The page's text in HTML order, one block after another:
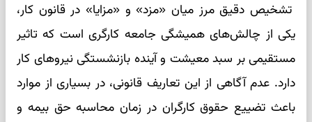
تشخیص دقیق مرز میان «مزد» و «مزایا» در قانون کار،
یکی از چالش‌های همیشگی جامعه کارگری است که تاثیر
مستقیمی بر سبد معیشت و آینده بازنشستگی نیروهای کار
دارد. عدم آگاهی از این تعاریف قانونی، در بسیاری از موارد
باعث تضییع حقوق کارگران در زمان محاسبه حق بیمه و